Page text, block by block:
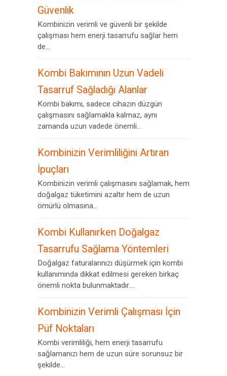
Güvenlik
Kombinizin verimli ve güvenli bir şekilde
çalışması hem enerji tasarrufu sağlar hem
de...
Kombi Bakımının Uzun Vadeli
Tasarruf Sağladığı Alanlar
Kombi bakımı, sadece cihazın düzgün
çalışmasını sağlamakla kalmaz, aynı
zamanda uzun vadede önemli...
Kombinizin Verimliliğini Artıran
İpuçları
Kombinizin verimli çalışmasını sağlamak, hem
doğalgaz tüketimini azaltır hem de uzun
ömürlü olmasına...
Kombi Kullanırken Doğalgaz
Tasarrufu Sağlama Yöntemleri
Doğalgaz faturalarınızı düşürmek için kombi
kullanımında dikkat edilmesi gereken birkaç
önemli nokta bulunmaktadır....
Kombinizin Verimli Çalışması İçin
Püf Noktaları
Kombi verimliliği, hem enerji tasarrufu
sağlamanızı hem de uzun süre sorunsuz bir
şekilde...